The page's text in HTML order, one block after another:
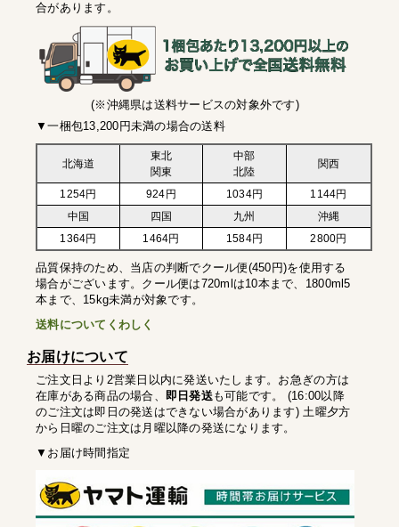
合があります。
(※沖縄県は送料サービスの対象外です)
▼一梱包13,200円未満の場合の送料
北海道
東北
関東
中部
北陸
関西
1254円 924円 1034円
1144円
中国
四国 九州
沖縄
1364円
1464円 1584円 2800円
品質保持のため、当店の判断でクール便(450円)を使用する
場合がございます。クール便は720mlは10本まで、1800ml5
本まで、15kg未満が対象です。
送料についてくわしく
お届けについて
ご注文日より2営業日以内に発送いたします。お急ぎの方は
在庫がある商品の場合、 即日発送も可能です。 (16:00以降
のご注文は即日の発送はできない場合があります) 土曜夕方
から日曜のご注文は月曜以降の発送になります。
▼お届け時間指定